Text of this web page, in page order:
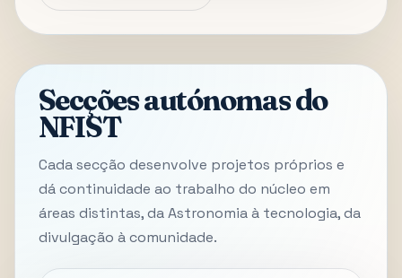
Secções autónomas do
NFIST
Cada secção desenvolve projetos próprios e
dá continuidade ao trabalho do núcleo em
áreas distintas, da Astronomia à tecnologia, da
divulgação à comunidade.